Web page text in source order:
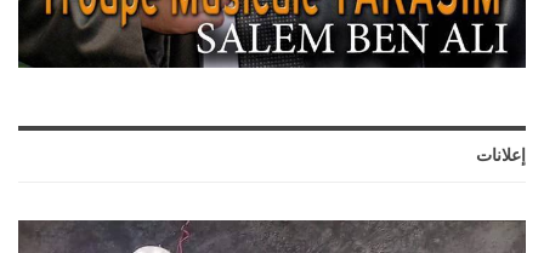
إعلانات